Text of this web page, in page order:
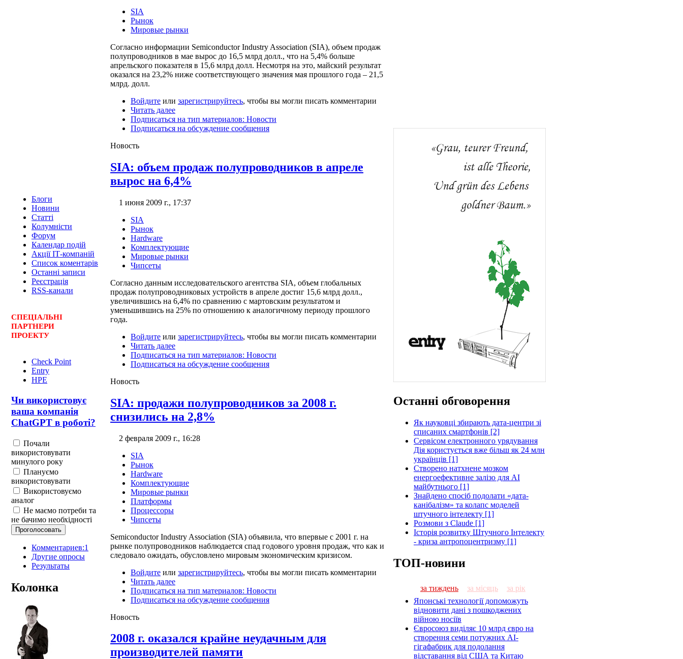
Блоги
Новини
Статті
Колумністи
Форум
Календар подій
Акції ІТ-компаній
Список коментарів
Останні записи
Реєстрація
RSS-канали
СПЕЦІАЛЬНІ
ПАРТНЕРИ
ПРОЕКТУ
Check Point
Entry
HPE
Чи використовує
ваша компанія
ChatGPT в роботі?
Почали
використовувати
минулого року
Плануємо
використовувати
Використовуємо
аналог
Не маємо потреби та
не бачимо необхідності
Комментариев:1
Другие опросы
Результаты
Колонка
SIA
Рынок
Мировые рынки
Согласно информации Semiconductor Industry Association (SIA), объем продаж
полупроводников в мае вырос до 16,5 млрд долл., что на 5,4% больше
апрельского показателя в 15,6 млрд долл. Несмотря на это, майский результат
оказался на 23,2% ниже соответствующего значения мая прошлого года – 21,5
млрд. долл.
Войдите или зарегистрируйтесь, чтобы вы могли писать комментарии
Читать далее
Подписаться на тип материалов: Новости
Подписаться на обсуждение сообщения
Новость
SIA: объем продаж полупроводников в апреле
вырос на 6,4%
1 июня 2009 г., 17:37
SIA
Рынок
Hardware
Комплектующие
Мировые рынки
Чипсеты
Согласно данным исследовательского агентства SIA, объем глобальных
продаж полупроводниковых устройств в апреле достиг 15,6 млрд долл.,
увеличившись на 6,4% по сравнению с мартовским результатом и
уменьшившись на 25% по отношению к аналогичному периоду прошлого
года.
Войдите или зарегистрируйтесь, чтобы вы могли писать комментарии
Читать далее
Подписаться на тип материалов: Новости
Подписаться на обсуждение сообщения
Новость
SIA: продажи полупроводников за 2008 г.
снизились на 2,8%
2 февраля 2009 г., 16:28
SIA
Рынок
Hardware
Комплектующие
Мировые рынки
Платформы
Процессоры
Чипсеты
Semiconductor Industry Association (SIA) объявила, что впервые с 2001 г. на
рынке полупроводников наблюдается спад годового уровня продаж, что как и
следовало ожидать, обусловлено мировым экономическим кризисом.
Войдите или зарегистрируйтесь, чтобы вы могли писать комментарии
Читать далее
Подписаться на тип материалов: Новости
Подписаться на обсуждение сообщения
Новость
2008 г. оказался крайне неудачным для
производителей памяти
Останні обговорення
Як науковці збирають дата-центри зі
списаних смартфонів [2]
Сервісом електронного урядування
Дія користується вже більш як 24 млн
українців [1]
Створено натхнене мозком
енергоефективне залізо для AI
майбутнього [1]
Знайдено спосіб подолати «дата-
канібалізм» та колапс моделей
штучного інтелекту [1]
Розмови з Claude [1]
Історія розвитку Штучного Інтелекту
- криза антропоцентризму [1]
ТОП-новини
за тиждень за місяць
за рік
Японські технології допоможуть
відновити дані з пошкоджених
війною носіїв
Євросоюз виділяє 10 млрд євро на
створення семи потужних AI-
гігафабрик для подолання
відставання від США та Китаю